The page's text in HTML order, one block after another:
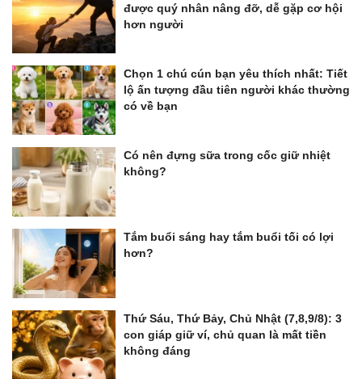
được quý nhân nâng đỡ, dễ gặp cơ hội
hơn người
Chọn 1 chú cún bạn yêu thích nhất: Tiết
lộ ấn tượng đầu tiên người khác thường
có về bạn
Có nên đựng sữa trong cốc giữ nhiệt
không?
Tắm buổi sáng hay tắm buổi tối có lợi
hơn?
Thứ Sáu, Thứ Bảy, Chủ Nhật (7,8,9/8): 3
con giáp giữ ví, chủ quan là mất tiền
không đáng